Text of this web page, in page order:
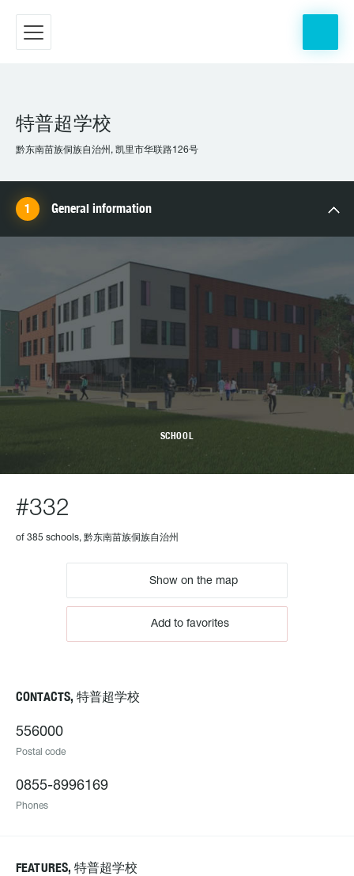
特普超学校
黔东南苗族侗族自治州, 凯里市华联路126号
General information
SCHOOL
#332
of 385 schools, 黔东南苗族侗族自治州
Show on the map
Add to favorites
CONTACTS, 特普超学校
556000
Postal code
0855-8996169
Phones
FEATURES, 特普超学校